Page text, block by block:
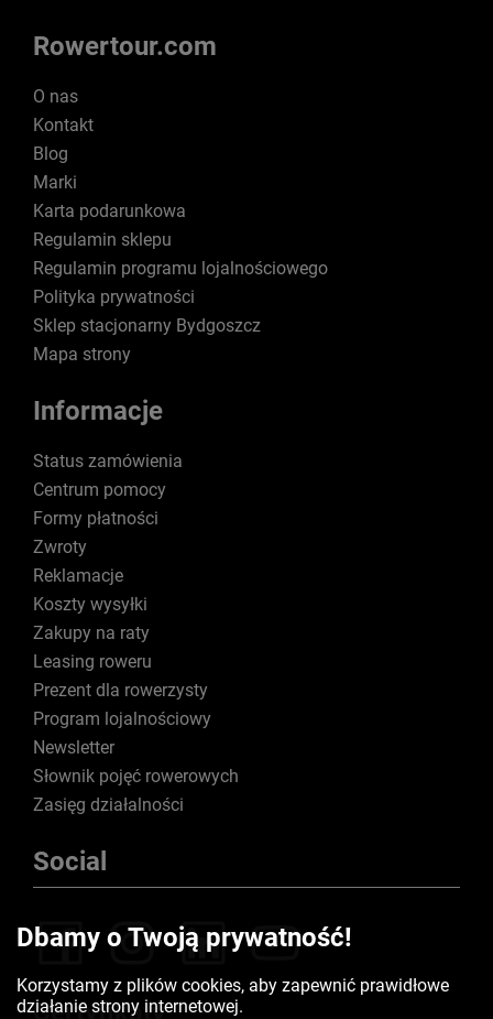
Rowertour.com
O nas
Kontakt
Blog
Marki
Karta podarunkowa
Regulamin sklepu
Regulamin programu lojalnościowego
Polityka prywatności
Sklep stacjonarny Bydgoszcz
Mapa strony
Informacje
Status zamówienia
Centrum pomocy
Formy płatności
Zwroty
Reklamacje
Koszty wysyłki
Zakupy na raty
Leasing roweru
Prezent dla rowerzysty
Program lojalnościowy
Newsletter
Słownik pojęć rowerowych
Zasięg działalności
Social
Certyfikaty
Dbamy o Twoją prywatność!
Korzystamy z plików cookies, aby zapewnić prawidłowe
działanie strony internetowej.